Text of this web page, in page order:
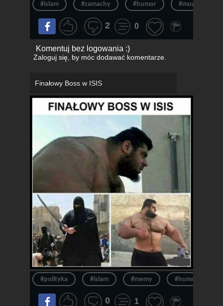
#islam #zamachy #humor #muzułmanie
2 0
Komentuj bez logowania :)
Zaloguj się, by móc dodawać komentarze.
Finałowy Boss w ISIS
#polityka #islam #memy #humor
0 1